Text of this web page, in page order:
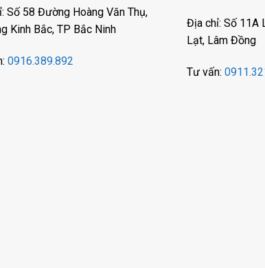
Số 58 Đường Hoàng Văn Thụ,
Kinh Bắc, TP Bắc Ninh
0916.389.892
Địa chỉ: Số 11A
Lạt, Lâm Đồng
Tư vấn: